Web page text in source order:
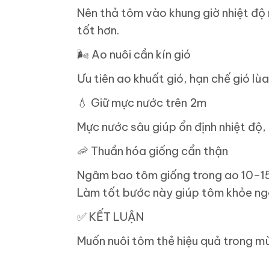
Nên thả tôm vào khung giờ nhiệt
tốt hơn.
🌬 ️ Ao nuôi cần kín gió
Ưu tiên ao khuất gió, hạn chế gió
💧 Giữ mực nước trên 2m
Mực nước sâu giúp ổn định nhiệt
🦐 Thuần hóa giống cẩn thận
Ngâm bao tôm giống trong ao
Làm tốt bước này giúp tôm khỏe
✅ KẾT LUẬN
Muốn nuôi tôm thẻ hiệu quả trong